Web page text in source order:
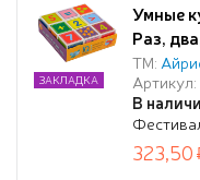
Умные
Раз,
ТМ:
В
ЗАКЛАДКА
323,50